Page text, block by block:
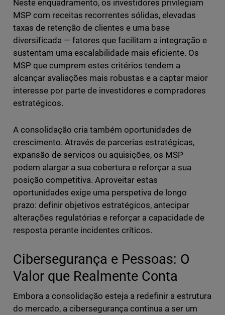
Neste enquadramento, os investidores privilegiam
MSP com receitas recorrentes sólidas, elevadas
taxas de retenção de clientes e uma base
diversificada — fatores que facilitam a integração e
sustentam uma escalabilidade mais eficiente. Os
MSP que cumprem estes critérios tendem a
alcançar avaliações mais robustas e a captar maior
interesse por parte de investidores e compradores
estratégicos.
A consolidação cria também oportunidades de
crescimento. Através de parcerias estratégicas,
expansão de serviços ou aquisições, os MSP
podem alargar a sua cobertura e reforçar a sua
posição competitiva. Aproveitar estas
oportunidades exige uma perspetiva de longo
prazo: definir objetivos estratégicos, antecipar
alterações regulatórias e reforçar a capacidade de
resposta perante incidentes críticos.
Cibersegurança e Pessoas: O
Valor que Realmente Conta
Embora a consolidação esteja a redefinir a estrutura
do mercado, a cibersegurança continua a ser um